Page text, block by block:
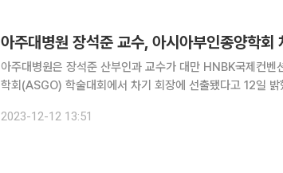
아주대병원 장석준 교수, 아시아부인종양학회
아주대병원은 장석준 산부인과 교수가 대만 HNBK국제컨
학회(ASGO) 학술대회에서 차기 회장에 선출됐다고 12일 밝혔다. 장 교수의 임기는 2025
대만, 태국, 인도네시아 등 아시아 부인 종양 전문
2023-12-12 13:51